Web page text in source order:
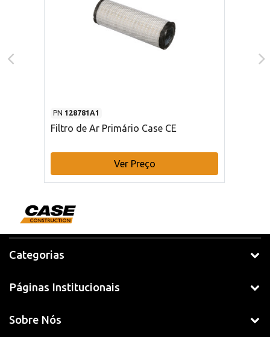
PN 128781A1
Filtro de Ar Primário Case CE
Ver Preço
Categorias
Páginas Institucionais
Sobre Nós